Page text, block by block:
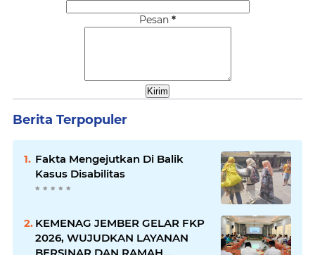
Pesan *
Berita Terpopuler
Fakta Mengejutkan Di Balik
Kasus Disabilitas
KEMENAG JEMBER GELAR FKP
2026, WUJUDKAN LAYANAN